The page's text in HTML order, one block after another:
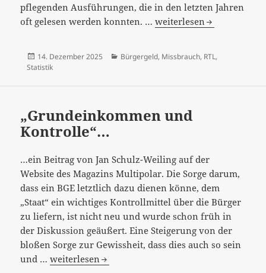
pflegenden Ausführungen, die in den letzten Jahren
oft gelesen werden konnten. …Schlagzeile
weiterlesen
Veröffentlicht
am
14. Dezember 2025 Kategorien
Bürgergeld, Missbrauch, RTL,
Statistik
„Grundeinkommen und
Kontrolle“…
…ein Beitrag von Jan Schulz-Weiling auf der
Website des Magazins Multipolar. Die Sorge darum,
dass ein BGE letztlich dazu dienen könne, dem
„Staat“ ein wichtiges Kontrollmittel über die Bürger
zu liefern, ist nicht neu und wurde schon früh in
der Diskussion geäußert. Eine Steigerung von der
bloßen Sorge zur Gewissheit, dass dies auch so sein
und …„Grundeinkommen
weiterlesen